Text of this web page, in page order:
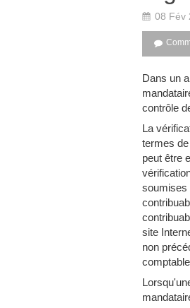
08 Fév
Dans un
contrôle
La
termes
peut être
soumises
site
non